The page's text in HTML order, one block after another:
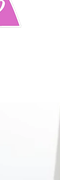
CANOTTA
DONNA